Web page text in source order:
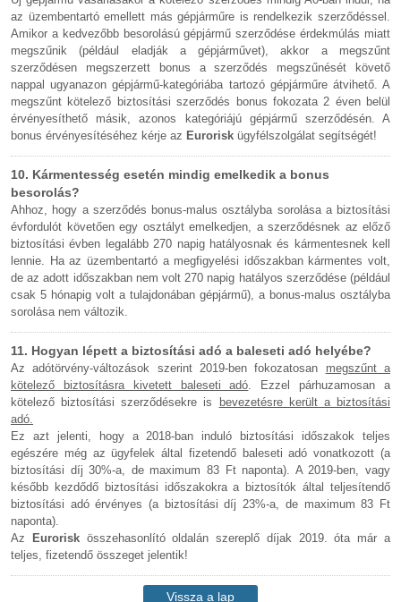
az üzembentartó emellett más gépjárműre is rendelkezik szerződéssel.
Amikor a kedvezőbb besorolású gépjármű szerződése érdekmúlás miatt
megszűnik (például eladják a gépjárművet), akkor a megszűnt
szerződésen megszerzett bonus a szerződés megszűnését követő
nappal ugyanazon gépjármű-kategóriába tartozó gépjárműre átvihető. A
megszűnt kötelező biztosítási szerződés bonus fokozata 2 éven belül
érvényesíthető másik, azonos kategóriájú gépjármű szerződésén. A
bonus érvényesítéséhez kérje az Eurorisk ügyfélszolgálat segítségét!
10. Kármentesség esetén mindig emelkedik a bonus
besorolás?
Ahhoz, hogy a szerződés bonus-malus osztályba sorolása a biztosítási
évfordulót követően egy osztályt emelkedjen, a szerződésnek az előző
biztosítási évben legalább 270 napig hatályosnak és kármentesnek kell
lennie. Ha az üzembentartó a megfigyelési időszakban kármentes volt,
de az adott időszakban nem volt 270 napig hatályos szerződése (például
csak 5 hónapig volt a tulajdonában gépjármű), a bonus-malus osztályba
sorolása nem változik.
11. Hogyan lépett a biztosítási adó a baleseti adó helyébe?
Az adótörvény-változások szerint 2019-ben fokozatosan megszűnt a
kötelező biztosításra kivetett baleseti adó. Ezzel párhuzamosan a
kötelező biztosítási szerződésekre is
bevezetésre került a biztosítási
adó.
Ez azt jelenti, hogy a 2018-ban induló biztosítási időszakok teljes
egészére még az ügyfelek által fizetendő baleseti adó vonatkozott (a
biztosítási díj 30%-a, de maximum 83 Ft naponta). A 2019-ben, vagy
később kezdődő biztosítási időszakokra a biztosítók által teljesítendő
biztosítási adó érvényes (a biztosítási díj 23%-a, de maximum 83 Ft
naponta).
Az
Euroriskösszehasonlító oldalán szereplő díjak 2019. óta már a
teljes, fizetendő összeget jelentik!
Vissza a lap